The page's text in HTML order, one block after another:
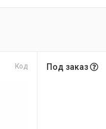
Код Под заказ